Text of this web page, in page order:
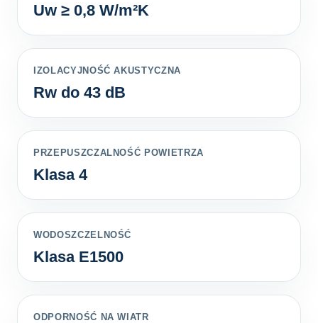
Uw ≥ 0,8 W/m²K
IZOLACYJNOŚĆ AKUSTYCZNA
Rw do 43 dB
PRZEPUSZCZALNOŚĆ POWIETRZA
Klasa 4
WODOSZCZELNOŚĆ
Klasa E1500
ODPORNOŚĆ NA WIATR